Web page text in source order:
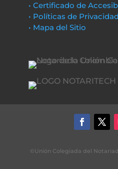
• Certificado de
• Políticas de
• Mapa del Sitio
©Unión Colegiada del